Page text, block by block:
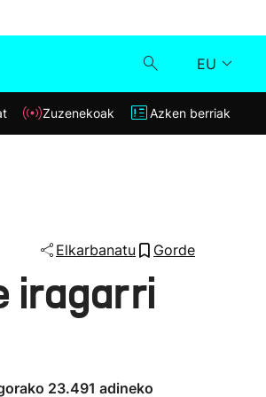
EU
Klisk
Azken berriak
Zuzenekoak Azken berriak
Elkarbanatu Gorde
iragarri
23.491 adineko